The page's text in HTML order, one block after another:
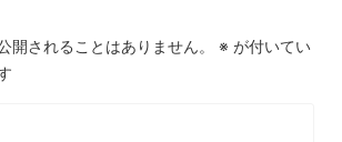
開されることはありません。 ※ が付いてい